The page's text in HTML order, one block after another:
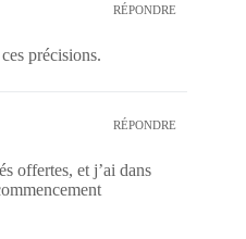
RÉPONDRE
précisions.
RÉPONDRE
offertes, et j’ai dans